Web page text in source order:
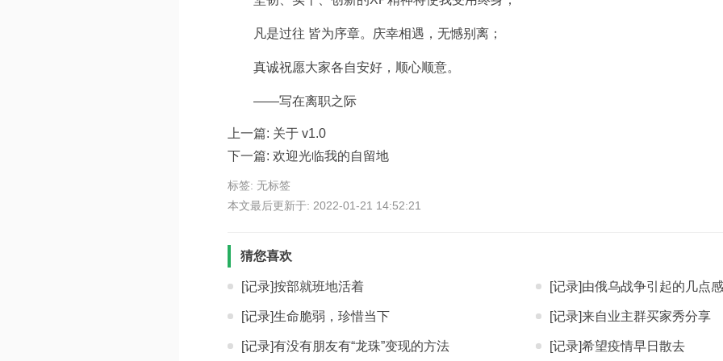
凡是过往 皆为序章。庆幸相遇，无憾别离；
真诚祝愿大家各自安好，顺心顺意。
——写在离职之际
上一篇: 关于 v1.0
下一篇: 欢迎光临我的自留地
标签: 无标签
本文最后更新于: 2022-01-21 14:52:21
猜您喜欢
[记录]按部就班地活着 [记录]由俄乌战争引起的几点
[记录]生命脆弱，珍惜当下 [记录]来自业主群买家秀分享
[记录]有没有朋友有“龙珠”变现的方法 [记录]希望疫情早日散去